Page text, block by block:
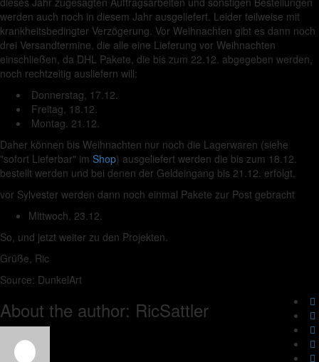
werden auch noch in diesem Jahr ausgeliefert. Leider teilweise mit
krankheitsbedingter Verzögerung. Vor Weihnachten gibt es dann noch
drei Versandtermine, die alle eine Lieferung vor Weihnachten
einschließen, da DHL Pakete, die bis zum 22.12. abgegeben werden,
noch rechtzeitig ausliefern will:
Donnerstag, 17.12.
Freitag, 18.12.
Montag. 21.12.
Daher können bis Weihnachten nur noch die Lagerwaren (siehe
"sofort Lieferbar" im Shop) ausgeliefert werden die bis zum 18.12.
bestellt werden und bei denen der Geldeingang bis 21.12. erfolgt.
vor Sylvester werden dann noch einmal Pakete zur Post gebracht
Mittwoch, 23.12.
So, und jetzt weiter zu den Projekten.
Grüße, Ric
Source: DunkelArt
About the author: RicSattler